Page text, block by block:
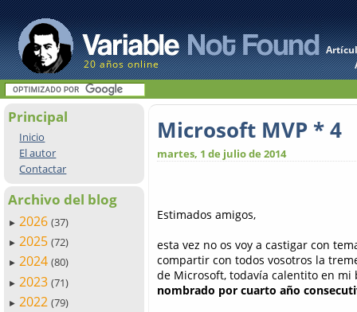
20 años online
Principal
Inicio
El autor
Contactar
Archivo del blog
► 2026 (37)
► 2025 (72)
► 2024 (80)
► 2023 (71)
► 2022 (79)
Microsoft MVP * 4
martes, 1 de julio de 2014
Estimados amigos,
esta vez no os voy a castigar con
compartir con todos vosotros la
de Microsoft, todavía calentito en
nombrado por cuarto año